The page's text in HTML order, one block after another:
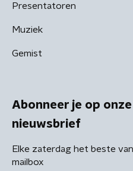
Presentatoren
Muziek
Gemist
Abonneer je op
nieuwsbrief
Elke zaterdag het beste
mailbox